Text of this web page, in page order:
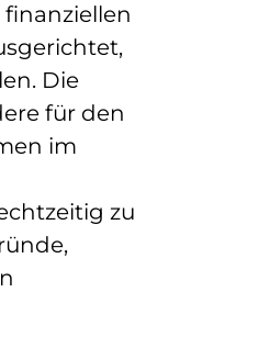
finanziellen
Die
für den
im
zu